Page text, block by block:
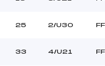
25 2/U30
33 4/U21